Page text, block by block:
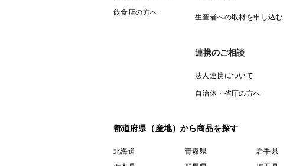
飲食店の方へ
生産者への取材を申し込む
連携のご相談
法人連携について
自治体・省庁の方へ
都道府県（産地）から商品を探す
北海道 青森県 岩手県